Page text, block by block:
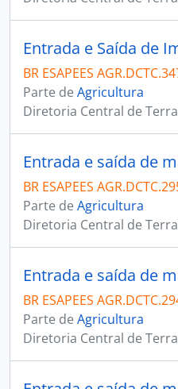
BR ESAPEES
Parte de Agricultura
Diretoria Central de
BR ESAPEES
Parte de Agricultura
Diretoria Central de
BR ESAPEES
Parte de Agricultura
Diretoria Central de